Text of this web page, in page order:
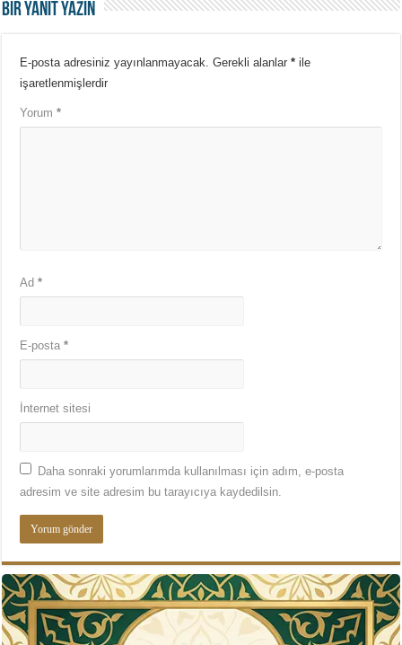
Bir yanıt yazın
E-posta adresiniz yayınlanmayacak. Gerekli alanlar* ile
işaretlenmişlerdir
Yorum*
Ad*
E-posta*
İnternet sitesi
Daha sonraki yorumlarımda kullanılması için adım, e-posta
adresim ve site adresim bu tarayıcıya kaydedilsin.